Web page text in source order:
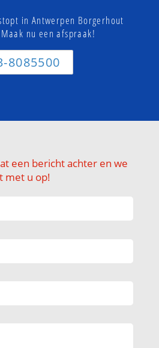
in Antwerpen Borgerhout
nu een afspraak!
8085500
een bericht achter en we
met u op!